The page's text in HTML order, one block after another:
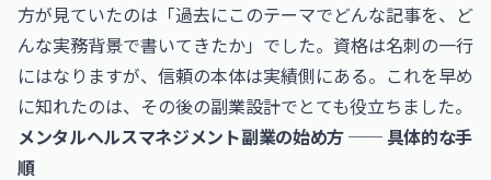
方が見ていたのは「過去にこのテーマでどんな記事を、ど
んな実務背景で書いてきたか」でした。資格は名刺の一行
にはなりますが、信頼の本体は実績側にある。これを早め
に知れたのは、その後の副業設計でとても役立ちました。
メンタルヘルスマネジメント副業の始め方 ── 具体的な手
順